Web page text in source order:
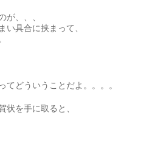
が、、、
い具合に挟まって、
てどういうことだよ。。。。
状を手に取ると、